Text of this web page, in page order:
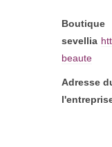
Boutique
sevellia
beaute
Adresse